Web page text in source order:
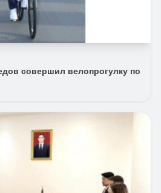
совершил велопрогулку по